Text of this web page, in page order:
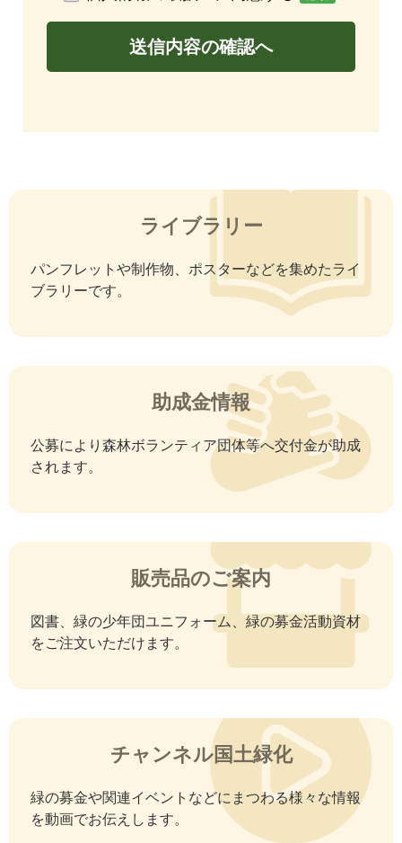
ドライン及び以下のプライバシーポリシー（以下
「本ポリシー」と言います）に従い、個人情報の保
護に努めてまいります。
本ポリシーにおいて「個人情報」とは、個人情報保
氏名、生年月日、性別、職業等プロフィー
メールアドレス、電話番号、住所等連絡先
銀行口座情報、クレジットカード情報、電
ユーザーの肖像を含む静止画情報
3. 個人情報の取得
当機構は、口頭、書面、電磁的記録媒体、メール・
者から直接取得する以外に、当機構がご利用者以外
から間接的に取得する場合を含みます）。
4. 個人情報の利用目的
当機構は、当機構のサービス・商品等の提供・販
利用者以外のご利用者の場合には、そのご利用者の
代表者、役員、従業員等に関する個人情報のうち、
当機構サービス等の提供・販売等に際して当機構が
取り扱うこととなるものを含みます）を取り扱うに
当たり、次のとおり利用目的を定め、あらかじめご
本人の同意を得た場合及び個人情報の保護に関する
ライブラリー
パンフレットや制作物、ポスターなどを集めたライ
ブラリーです。
助成金情報
公募により森林ボランティア団体等へ交付金が助成
されます。
販売品のご案内
図書、緑の少年団ユニフォーム、緑の募金活動資材
をご注文いただけます。
チャンネル国土緑化
緑の募金や関連イベントなどにまつわる様々な情報
を動画でお伝えします。